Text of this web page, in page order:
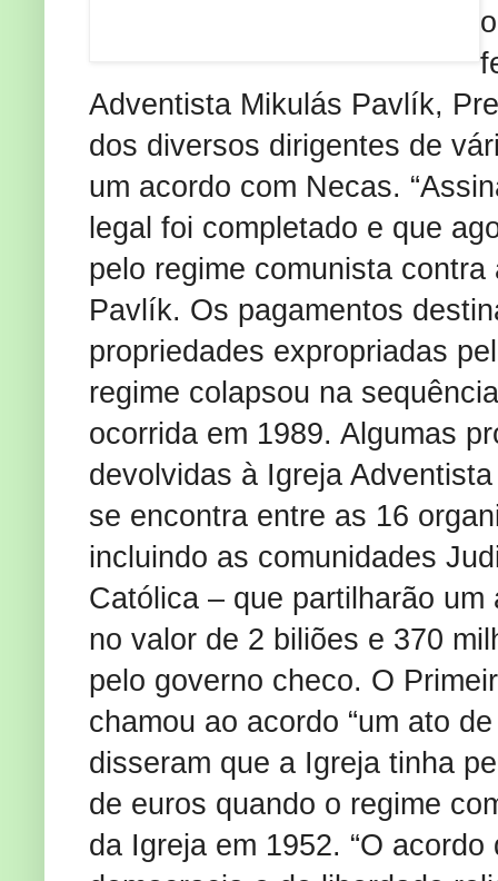
Adventista Mikulás Pavlík,
dos diversos dirigentes de
um acordo com Necas.
legal foi completado e que
pelo regime comunista
Pavlík. Os pagamentos
propriedades expropriadas
regime colapsou na
ocorrida em 1989. Algumas
devolvidas à Igreja
se encontra entre as 16
incluindo as comunidades
Católica – que partilharão um
no valor de 2 biliões e 370
pelo governo checo. O
chamou ao acordo “um ato
disseram que a Igreja tinha
de euros quando o regime
da Igreja em 1952. “O